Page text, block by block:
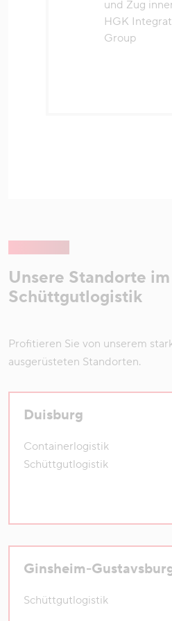
und Zug
HGK
Group
Unsere Standorte
Schüttgutlogistik
Profitieren Sie von unserem
ausgerüsteten Standorten.
Duisburg
Containerlogistik
Schüttgutlogistik
Ginsheim-
Schüttgutlogistik